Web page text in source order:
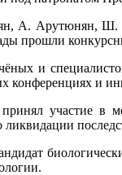
А. Арутюнян, Ш.
прошли
и
конференциях и
участие в